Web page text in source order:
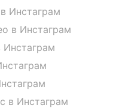
Инстаграм
в Инстаграм
Инстаграм
в Инстаграм